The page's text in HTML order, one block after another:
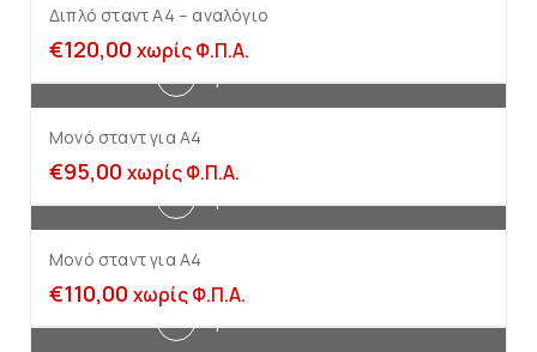
Διπλό σταντ Α4 – αναλόγιο
€120,00 χωρίς Φ.Π.Α.
Μονό σταντ για Α4
€95,00 χωρίς Φ.Π.Α.
Μονό σταντ για Α4
€110,00 χωρίς Φ.Π.Α.